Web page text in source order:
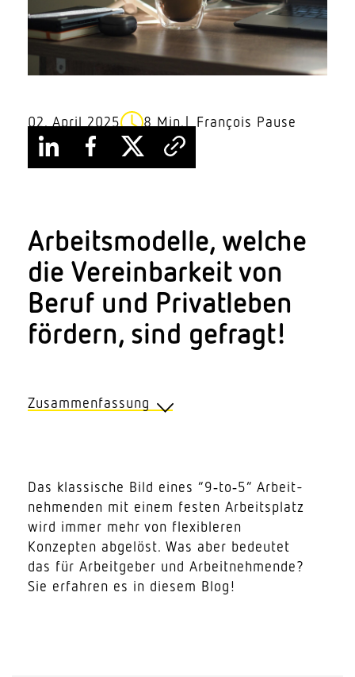
02. April 2025 8 Min. François Pause
Arbeits­mo­delle, welche
die Verein­barkeit von
Beruf und Privat­leben
fördern, sind gefragt!
Zusammenfassung
1. Flexible Arbeits­mo­delle sind in der
heutigen dyna­mi­schen Arbeitswelt
nicht mehr wegzu­denken und
zeichnen ein modernes Unter­nehmen
aus.
Das klas­sische Bild eines “9‑to‑5” Arbeit­
neh­menden mit einem festen Arbeits­platz
wird immer mehr von flexi­bleren
Konzepten abgelöst. Was aber bedeutet
das für Arbeit­geber und Arbeit­neh­mende?
Sie erfahren es in diesem Blog!